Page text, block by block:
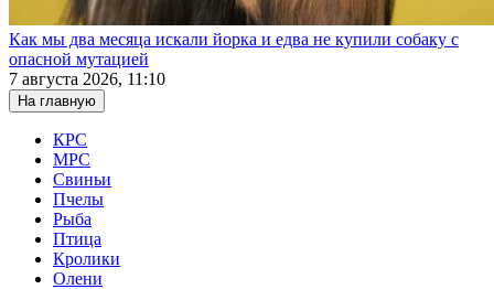
Как мы два месяца искали йорка и едва не купили собаку с
опасной мутацией
7 августа 2026, 11:10
На главную
КРС
МРС
Свиньи
Пчелы
Рыба
Птица
Кролики
Олени